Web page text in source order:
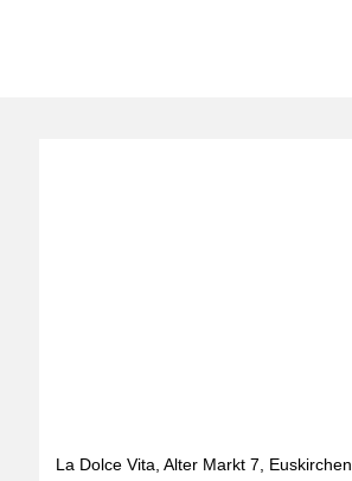
La Dolce Vita, Alter Markt 7, Euskirchen